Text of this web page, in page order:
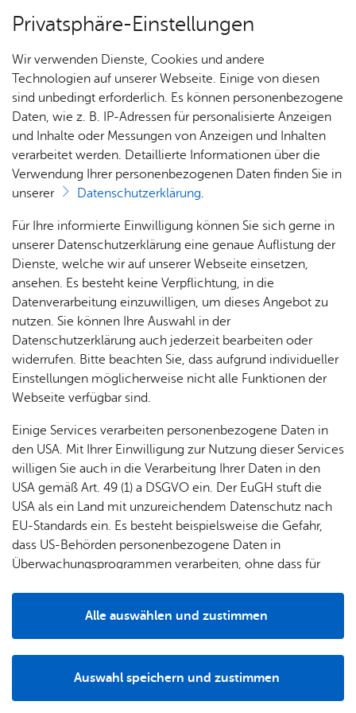
Über­sicht Bür­ger & Stadt
Rat­
haus &
Bür­
ger­
ser­vice
Rat­
häu­ser
& Orts­
ver­
wal­
Ämter
A–Z
Diens
t­leis­
tun­gen
A–Z
For­
Nach­
rich­
ten,
Vi­de­os
& Bil­
der
Me­di­
en­in­
for­ma­
tio­nen
fent­li­
che
Be­
kannt­
ma­
chun­
& TV
Pres­se
Jobs
Stel­
len­an­
ge­bo­te
Aus­bil­
dung &
Stu­di­
um
Bil­
dung
& Be­
treu­
ung
Potz­
be­
treu­
ung
Schu­
len
Bauen
& Um­
welt
Geo­
da­ten
& 3D-
Stadt­
Bau­
stel­len
& Um­
lei­tun­
Um­
welt &
Kli­ma­
Sa­nie­
ren &
bi­li­en
Stadt­
Ge­
sund­
heit &
kum
Ärzte &
Apo­
Fa­mi­lie
& Kin­
der
Se­nio­
ren
Woh­
nen
re­frei
Pfle­ge
& Un­
ter­stüt­
zung
Um­welt & Kli­ma­schutz
Vor­le­sen
Mon­tag, 22. De­zem­ber 2025
Ka­te­go­rie:Fisch­bach,Me­di­en­in­for­ma­tio­nen
& Um­welt,Ort­schaft Ai­lin­gen,Ort­schaft Et­ten­kirch
Ort­schaft Kluft­ern,Ort­schaft Ra­de­rach
Kreative Lösung sichert
Lernstandort „Schulgarten“
Die Gemeinschaftsschule Graf Soden ist beim
Schulgarten am Schauhaus im Zeppelindorf
miteingestiegen. Zusammen mit der Zeppelin
Wohlfahrt, dem Zeppelin Museum und der Stadt
Friedrichshafen sichert sie den Fortbestand des
außerschulischen Lernstandortes.
Privatsphäre-Einstellungen
Wir verwenden Dienste, Cookies und andere
Technologien auf unserer Webseite. Einige von diesen
sind unbedingt erforderlich. Es können personenbezogene
Daten, wie z. B. IP-Adressen für personalisierte Anzeigen
und Inhalte oder Messungen von Anzeigen und Inhalten
verarbeitet werden. Detaillierte Informationen über die
Verwendung Ihrer personenbezogenen Daten finden Sie in
unserer
Datenschutzerklärung.
Für Ihre informierte Einwilligung können Sie sich gerne in
unserer Datenschutzerklärung eine genaue Auflistung der
Dienste, welche wir auf unserer Webseite einsetzen,
ansehen. Es besteht keine Verpflichtung, in die
Datenverarbeitung einzuwilligen, um dieses Angebot zu
nutzen. Sie können Ihre Auswahl in der
Datenschutzerklärung auch jederzeit bearbeiten oder
widerrufen. Bitte beachten Sie, dass aufgrund individueller
Einstellungen möglicherweise nicht alle Funktionen der
Webseite verfügbar sind.
Einige Services verarbeiten personenbezogene Daten in
den USA. Mit Ihrer Einwilligung zur Nutzung dieser Services
willigen Sie auch in die Verarbeitung Ihrer Daten in den
USA gemäß Art. 49 (1) a DSGVO ein. Der EuGH stuft die
USA als ein Land mit unzureichendem Datenschutz nach
EU-Standards ein. Es besteht beispielsweise die Gefahr,
dass US-Behörden personenbezogene Daten in
Überwachungsprogrammen verarbeiten, ohne dass für
Auswahl speichern und zustimmen
Alle auswählen und zustimmen